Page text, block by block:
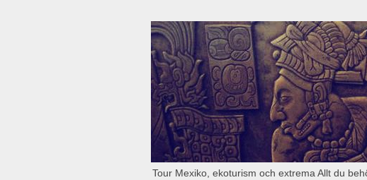
Tour Mexiko, ekoturism och extrema Allt du